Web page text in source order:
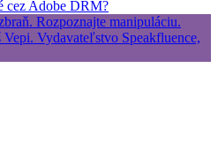
cez Adobe DRM?